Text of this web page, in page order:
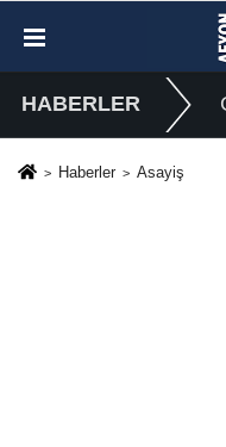
HABERLER
Haberler Asayiş